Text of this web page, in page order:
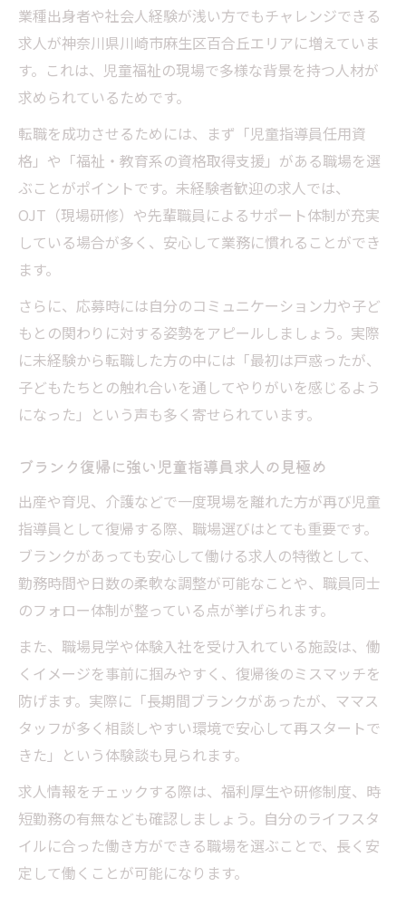
業種出身者や社会人経験が浅い方でもチャレンジできる
求人が神奈川県川崎市麻生区百合丘エリアに増えていま
す。これは、児童福祉の現場で多様な背景を持つ人材が
求められているためです。
転職を成功させるためには、まず「児童指導員任用資
格」や「福祉・教育系の資格取得支援」がある職場を選
ぶことがポイントです。未経験者歓迎の求人では、
OJT（現場研修）や先輩職員によるサポート体制が充実
している場合が多く、安心して業務に慣れることができ
ます。
さらに、応募時には自分のコミュニケーション力や子ど
もとの関わりに対する姿勢をアピールしましょう。実際
に未経験から転職した方の中には「最初は戸惑ったが、
子どもたちとの触れ合いを通してやりがいを感じるよう
になった」という声も多く寄せられています。
ブランク復帰に強い児童指導員求人の見極め
出産や育児、介護などで一度現場を離れた方が再び児童
指導員として復帰する際、職場選びはとても重要です。
ブランクがあっても安心して働ける求人の特徴として、
勤務時間や日数の柔軟な調整が可能なことや、職員同士
のフォロー体制が整っている点が挙げられます。
また、職場見学や体験入社を受け入れている施設は、働
くイメージを事前に掴みやすく、復帰後のミスマッチを
防げます。実際に「長期間ブランクがあったが、ママス
タッフが多く相談しやすい環境で安心して再スタートで
きた」という体験談も見られます。
求人情報をチェックする際は、福利厚生や研修制度、時
短勤務の有無なども確認しましょう。自分のライフスタ
イルに合った働き方ができる職場を選ぶことで、長く安
定して働くことが可能になります。